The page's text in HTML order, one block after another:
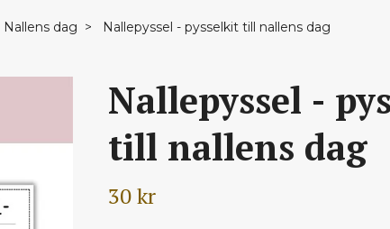
Nallens dag Nallepyssel - pysselkit till nallens dag
Nallepyssel -
till nallens dag
30 kr